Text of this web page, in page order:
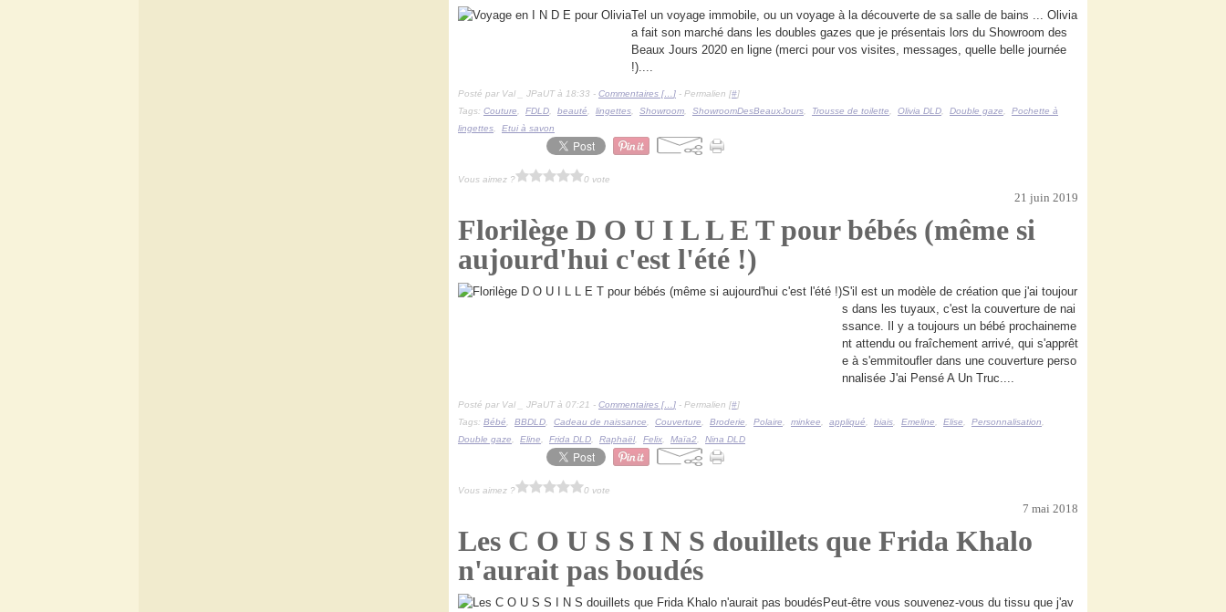
Tel un voyage immobile, ou un voyage à la découverte de sa salle de bains ... Olivia
a fait son marché dans les doubles gazes que je présentais lors du Showroom des
Beaux Jours 2020 en ligne (merci pour vos visites, messages, quelle belle journée
!)....
Posté par Val _ JPaUT à 18:33 - Commentaires [… ] - Permalien [#]
Tags: Couture FDLD beauté lingettes Showroom ShowroomDesBeauxJours Trousse de toilette Olivia DLD Double gaze
Pochette à
lingettes
Etui à savon
Vous aimez ? 0 vote
21 juin 2019
Florilège D O U I L L E T pour bébés (même si
aujourd'hui c'est l'été !)
S'il est un modèle de création que j'ai toujour
s dans les tuyaux, c'est la couverture de nai
ssance. Il y a toujours un bébé prochaineme
nt attendu ou fraîchement arrivé, qui s'apprêt
e à s'emmitoufler dans une couverture perso
nnalisée J'ai Pensé A Un Truc....
Posté par Val _ JPaUT à 07:21 - Commentaires [… ] - Permalien [#]
Tags: Bébé BBDLD Cadeau de naissance Couverture Broderie Polaire minkee appliqué biais Emeline Elise Personnalisation
Double gaze
Eline Frida DLD Raphaël, Felix Maïa2 Nina DLD
Vous aimez ? 0 vote
7 mai 2018
Les C O U S S I N S douillets que Frida Khalo
n'aurait pas boudés
Peut-être vous souvenez-vous du tissu que j'av